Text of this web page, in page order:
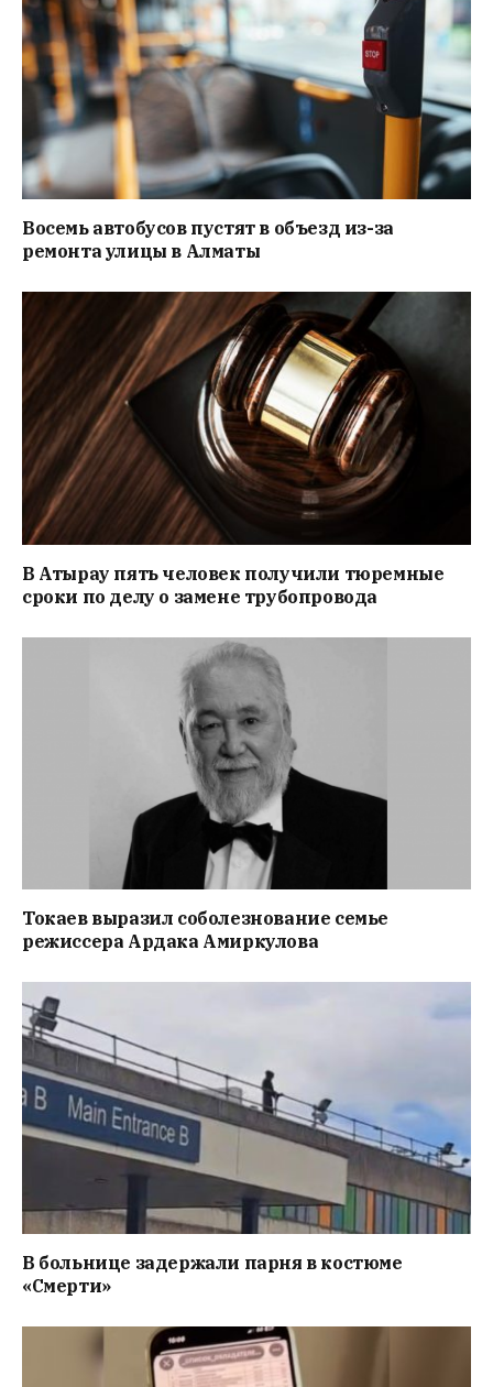
Восемь автобусов пустят в объезд из-за
ремонта улицы в Алматы
В Атырау пять человек получили тюремные
сроки по делу о замене трубопровода
Токаев выразил соболезнование семье
режиссера Ардака Амиркулова
В больнице задержали парня в костюме
«Смерти»